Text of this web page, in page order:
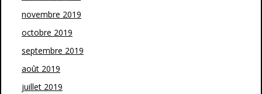
novembre 2019
octobre 2019
septembre 2019
août 2019
juillet 2019